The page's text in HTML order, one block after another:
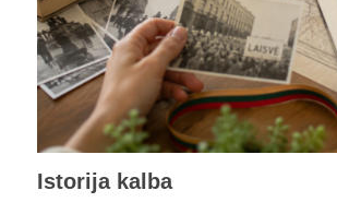
Istorija kalba